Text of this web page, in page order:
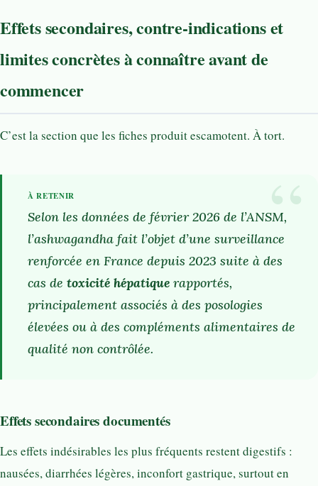
Effets secondaires, contre-indications et
limites concrètes à connaître avant de
commencer
C’est la section que les fiches produit escamotent. À tort.
Selon les données de février 2026 de l’ANSM,
l’ashwagandha fait l’objet d’une surveillance
renforcée en France depuis 2023 suite à des
cas de toxicité hépatique rapportés,
principalement associés à des posologies
élevées ou à des compléments alimentaires de
qualité non contrôlée.
Effets secondaires documentés
Les effets indésirables les plus fréquents restent digestifs :
nausées, diarrhées légères, inconfort gastrique, surtout en